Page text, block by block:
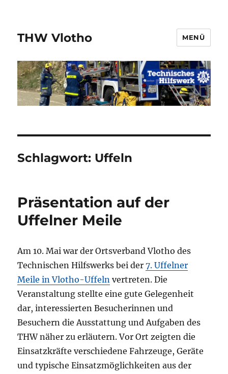
THW Vlotho MENÜ
Schlagwort: Uffeln
Präsentation auf der
Uffelner Meile
Am 10. Mai war der Ortsverband Vlotho des
Technischen Hilfswerks bei der7. Uffelner
Meile in Vlotho-Uffeln vertreten. Die
Veranstaltung stellte eine gute Gelegenheit
dar, interessierten Besucherinnen und
Besuchern die Ausstattung und Aufgaben des
THW näher zu erläutern. Vor Ort zeigten die
Einsatzkräfte verschiedene Fahrzeuge, Geräte
und typische Einsatzmöglichkeiten aus der